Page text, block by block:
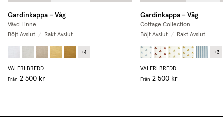
Gardinkappa – Våg
Vävd Linne
Böjt Avslut / Rakt Avslut
+4
VALFRI BREDD
Från 2 500 kr
Gardinkappa – Våg
Cottage Collection
Böjt Avslut / Rakt Avslut
+3
VALFRI BREDD
Från 2 500 kr